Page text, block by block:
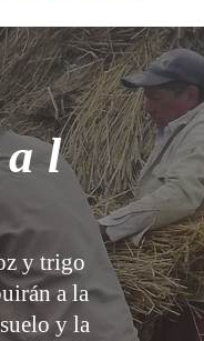
y trigo
a la
y la